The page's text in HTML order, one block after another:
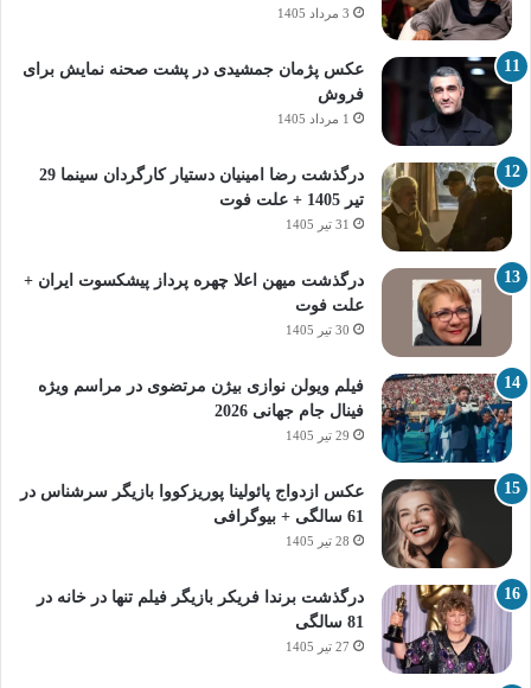
3 مرداد 1405
عکس پژمان جمشیدی در پشت صحنه نمایش برای
فروش
1 مرداد 1405
درگذشت رضا امینیان دستیار کارگردان سینما 29
تیر 1405 + علت فوت
31 تیر 1405
درگذشت میهن اعلا چهره پرداز پیشکسوت ایران +
علت فوت
30 تیر 1405
فیلم ویولن نوازی بیژن مرتضوی در مراسم ویژه
فینال جام جهانی 2026
29 تیر 1405
عکس ازدواج پائولینا پوریزکووا بازیگر سرشناس در
61 سالگی + بیوگرافی
28 تیر 1405
درگذشت برندا فریکر بازیگر فیلم تنها در خانه در
81 سالگی
27 تیر 1405